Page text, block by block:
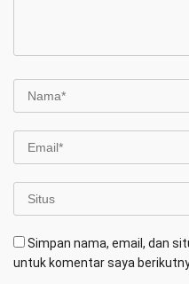
Simpan nama, email, dan
untuk komentar saya